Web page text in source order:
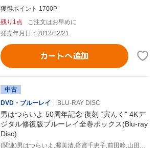
獲得ポイント 1700P
残り1点
ご注文はお早めに
発売年月日：2012/12/21
カートへ追加
中古
DVD・ブルーレイ
BLU-RAY DISC
男はつらいよ 50周年記念 復刻 “寅んく" 4Kデ
ジタル修復版ブルーレイ全巻ボックス(Blu-ray
Disc)